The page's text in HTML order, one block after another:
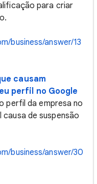
para criar
business/answer/13
causam
perfil no Google
perfil da empresa no
de suspensão
business/answer/30